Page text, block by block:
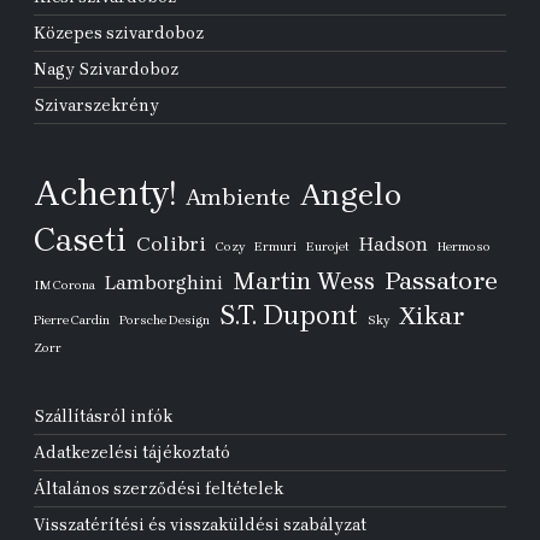
Közepes szivardoboz
Nagy Szivardoboz
Szivarszekrény
Achenty! Ambiente Angelo
Caseti Colibri Cozy Ermuri Eurojet Hadson Hermoso
IM Corona Lamborghini Martin Wess Passatore
Pierre Cardin Porsche Design S.T. Dupont Sky Xikar
Zorr
Szállításról infók
Adatkezelési tájékoztató
Általános szerződési feltételek
Visszatérítési és visszaküldési szabályzat